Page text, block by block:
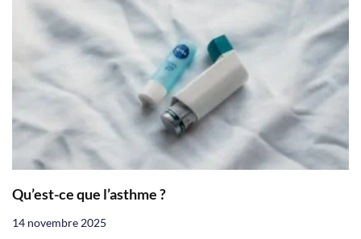
Qu’est-ce que l’asthme ?
14 novembre 2025